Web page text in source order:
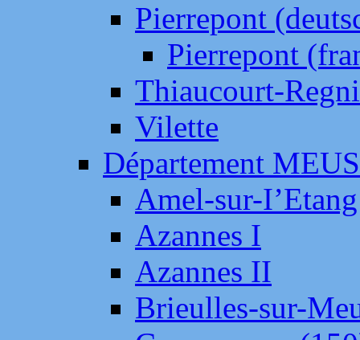
Pierrepont
Pierrepont
Thiaucourt-
Vilette
Département
Amel-sur-
Azannes I
Azannes II
Brieulles-sur-